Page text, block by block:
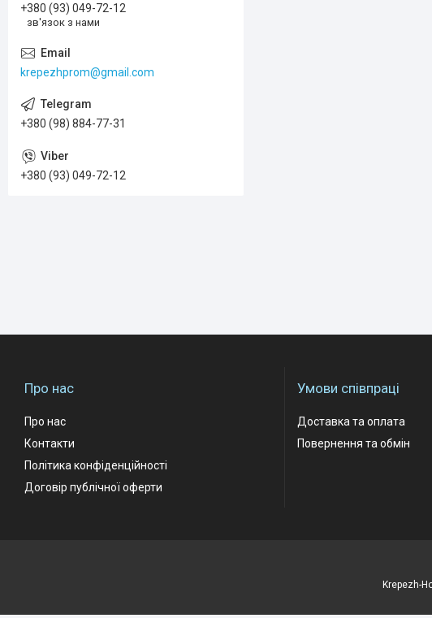
+380 (93) 049-72-12
зв'язок з нами
krepezhprom@gmail.com
+380 (98) 884-77-31
+380 (93) 049-72-12
Про нас
Про нас
Контакти
Політика конфіденційності
Договір публічної оферти
Умови співпраці
Доставка та оплата
Повернення та обмін